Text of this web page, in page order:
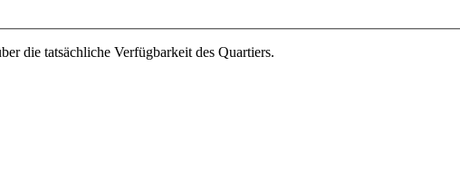
die tatsächliche Verfügbarkeit des Quartiers.